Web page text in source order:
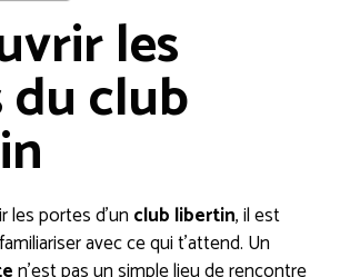
les
du club
les portes d’un club libertin, il est
avec ce qui t’attend. Un